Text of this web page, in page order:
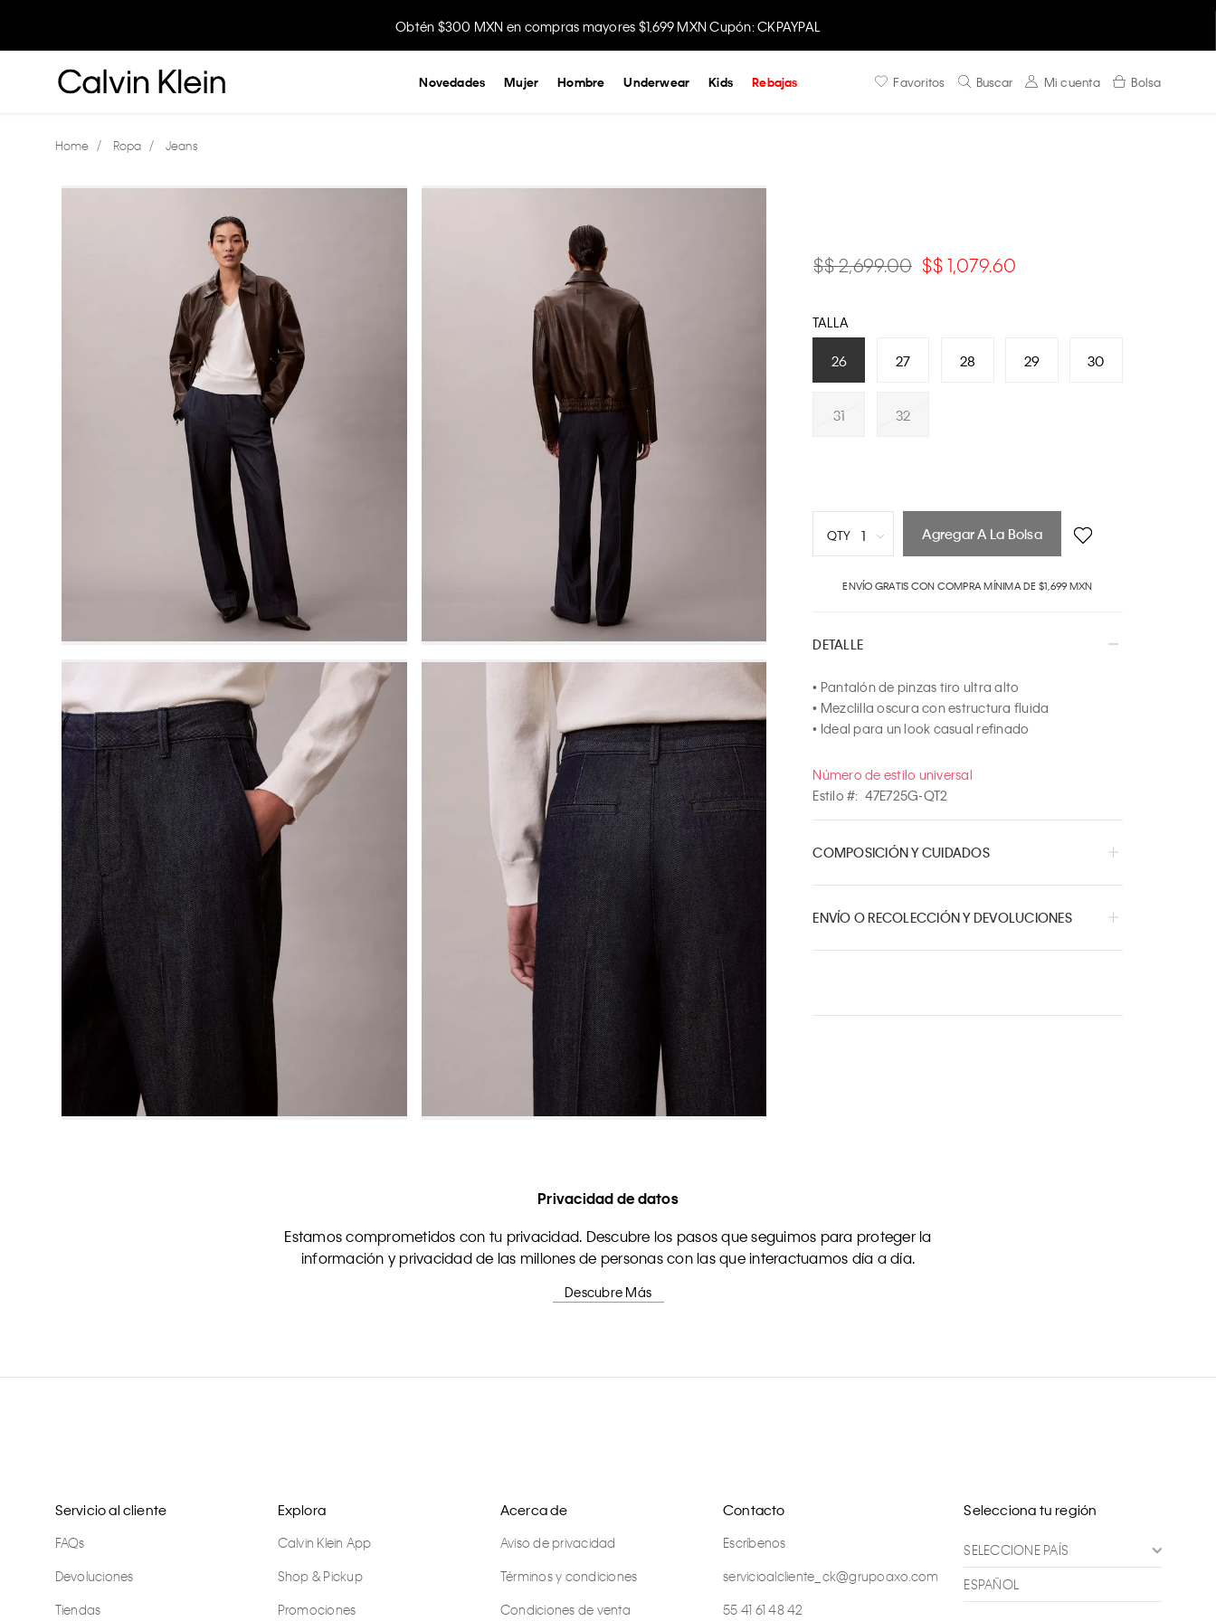
Obtén $300 MXN en compras mayores $1,699 MXN Cupón: CKPAYPAL
Favoritos Buscar Mi cuenta Bolsa
Novedades Mujer Hombre Underwear Kids Rebajas
Ropa Jeans
$ 2,699.00 $ 1,079.60
TALLA
26 27 28 29 30
31 32
QTY 1
7
8
10
Agregar A La Bolsa
ENVÍO GRATIS CON COMPRA MÍNIMA DE $1,699 MXN
DETALLE
• Pantalón de pinzas tiro ultra alto
• Mezclilla oscura con estructura fluida
• Ideal para un look casual refinado
Número de estilo universal
Estilo #: 47E725G-QT2
COMPOSICIÓN Y CUIDADOS
ENVÍO O RECOLECCIÓN Y DEVOLUCIONES
Privacidad de datos
Estamos comprometidos con tu privacidad. Descubre los pasos que seguimos para proteger la
información y privacidad de las millones de personas con las que interactuamos día a día.
Descubre Más
Servicio al cliente
FAQs
Devoluciones
Tiendas
Explora
Calvin Klein App
Shop & Pickup
Promociones
Acerca de
Aviso de privacidad
Términos y condiciones
Condiciones de venta
Contacto
Escríbenos
servicioalcliente_ck@grupoaxo.com
55 41 61 48 42
Selecciona tu región
SELECCIONE PAÍS
ESPAÑOL